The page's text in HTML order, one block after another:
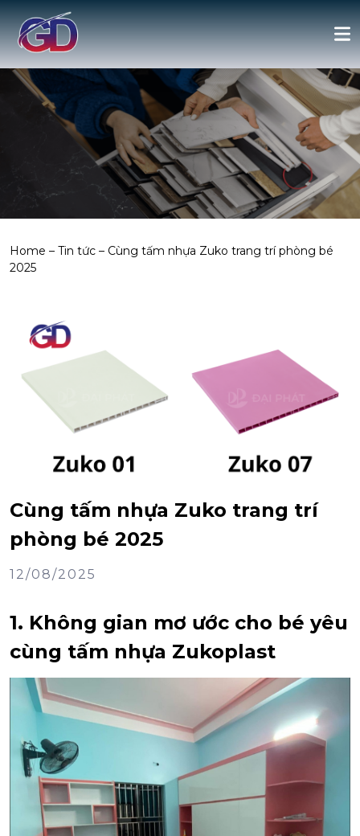
Home – Tin tức – Cùng tấm nhựa Zuko trang trí phòng bé
2025
Cùng tấm nhựa Zuko trang trí
phòng bé 2025
12/08/2025
1. Không gian mơ ước cho bé yêu
cùng tấm nhựa Zukoplast